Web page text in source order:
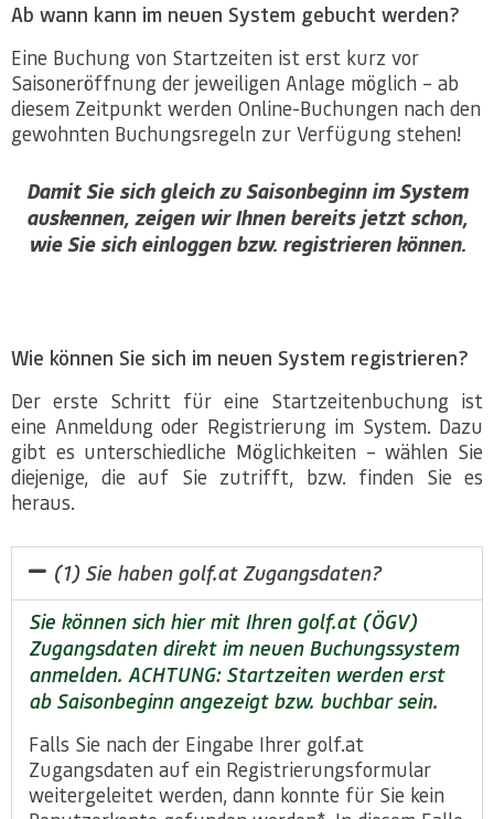
Ab wann kann im neuen System gebucht werden?
Eine Buchung von Startzeiten ist erst kurz vor
Saisoneröffnung der jeweiligen Anlage möglich – ab
diesem Zeitpunkt werden Online-Buchungen nach den
gewohnten Buchungsregeln zur Verfügung stehen!
Damit Sie sich gleich zu Saisonbeginn im System
auskennen, zeigen wir Ihnen bereits jetzt schon,
wie Sie sich einloggen bzw. registrieren können.
Wie können Sie sich im neuen System registrieren?
Der erste Schritt für eine Startzeitenbuchung ist
eine Anmeldung oder Registrierung im System. Dazu
gibt es unterschiedliche Möglichkeiten – wählen Sie
diejenige, die auf Sie zutrifft, bzw. finden Sie es
heraus.
(1) Sie haben golf.at Zugangsdaten?
Sie können sich hier mit Ihren golf.at (ÖGV)
Zugangsdaten direkt im neuen Buchungssystem
anmelden. ACHTUNG: Startzeiten werden erst
ab Saisonbeginn angezeigt bzw. buchbar sein.
Falls Sie nach der Eingabe Ihrer golf.at
Zugangsdaten auf ein Registrierungsformular
weitergeleitet werden, dann konnte für Sie kein